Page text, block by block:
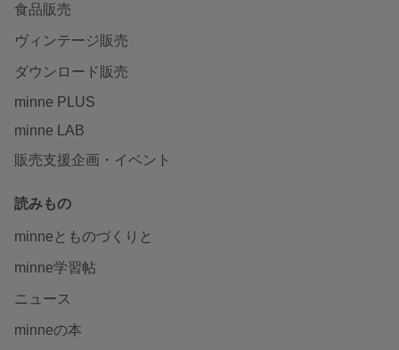
食品販売
ヴィンテージ販売
ダウンロード販売
minne PLUS
minne LAB
販売支援企画・イベント
読みもの
minneとものづくりと
minne学習帖
ニュース
minneの本